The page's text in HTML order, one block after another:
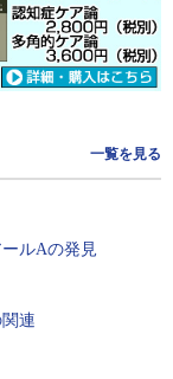
一覧を見る
ルAの発見
連